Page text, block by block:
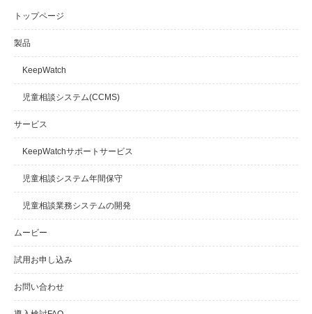
トップページ
製品
KeepWatch
児童相談システム(CCMS)
サービス
KeepWatchサポートサービス
児童相談システム年間保守
児童相談業務システムの開発
ムービー
試用お申し込み
お問い合わせ